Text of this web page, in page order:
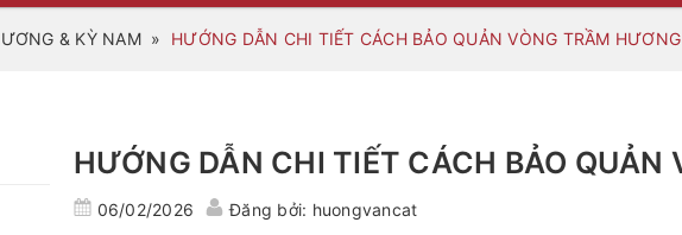
& KỲ NAM » HƯỚNG DẪN CHI TIẾT CÁCH BẢO QUẢN VÒNG TRẦM HƯƠNG
HƯỚNG DẪN CHI TIẾT CÁCH BẢO QUẢN
06/02/2026 Đăng bởi: huongvancat